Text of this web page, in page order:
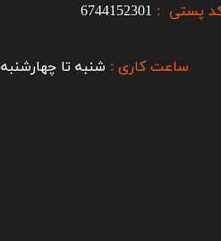
ساعت کاری : شنبه تا چهارشنبه 8 صبح تا 5 عصر
پستی : 6744152301